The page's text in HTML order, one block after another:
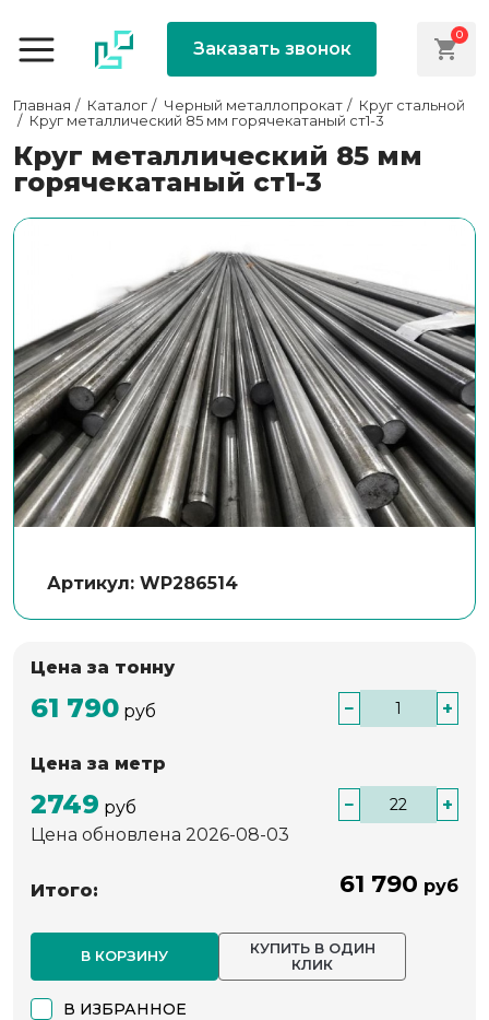
Заказать звонок
0
Главная Каталог Черный металлопрокат
Круг стальной
Круг металлический 85 мм горячекатаный ст1-3
Круг металлический 85 мм
горячекатаный ст1-3
Артикул: WP286514
Цена за тонну
61 790 руб − +
Цена за метр
2749 руб −
+
Цена обновлена 2026-08-03
Итого: 61 790 руб
В КОРЗИНУ
КУПИТЬ В ОДИН
КЛИК
В ИЗБРАННОЕ